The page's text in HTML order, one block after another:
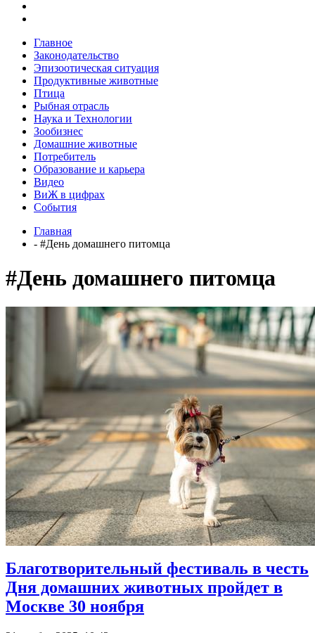
Главное
Законодательство
Эпизоотическая ситуация
Продуктивные животные
Птица
Рыбная отрасль
Наука и Технологии
Зообизнес
Домашние животные
Потребитель
Образование и карьера
Видео
ВиЖ в цифрах
События
Главная
- #День домашнего питомца
#День домашнего питомца
Благотворительный фестиваль в честь
Дня домашних животных пройдет в
Москве 30 ноября